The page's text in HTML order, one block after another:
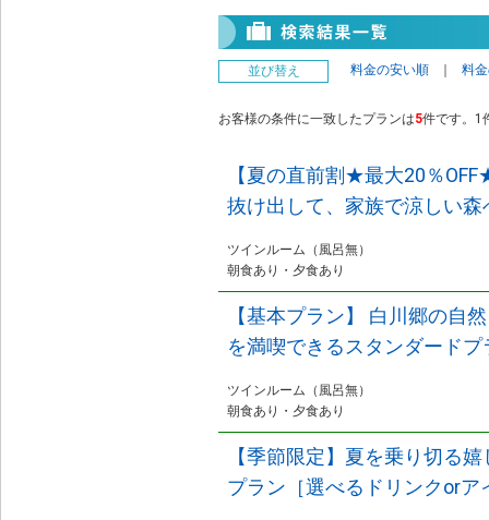
並び替え 料金の安い順 料
お客様の条件に一致したプランは5件です。1
【夏の直前割★最大20％
抜け出して、家族で涼しい森
ツインルーム（風呂無）
朝食あり・夕食あり
【基本プラン】 白川郷の自
を満喫できるスタンダードプ
ツインルーム（風呂無）
朝食あり・夕食あり
【季節限定】夏を乗り切る
プラン［選べるドリンクorア